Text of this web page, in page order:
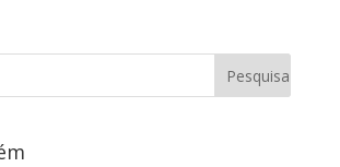
da PM na
cidade
G. P. Mendes Aconteceu